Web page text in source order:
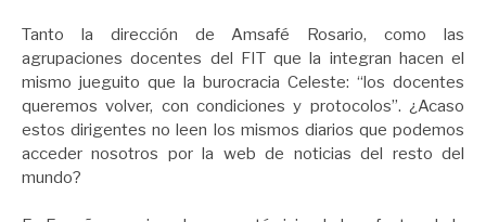
Tanto la dirección de Amsafé Rosario, como las
agrupaciones docentes del FIT que la integran hacen el
mismo jueguito que la burocracia Celeste: “los docentes
queremos volver, con condiciones y protocolos”. ¿Acaso
estos dirigentes no leen los mismos diarios que podemos
acceder nosotros por la web de noticias del resto del
mundo?